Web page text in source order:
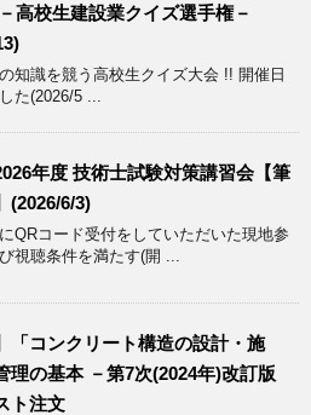
高校生建設業クイズ選手権－
知識を競う高校生クイズ大会 !! 開催日
た(2026/5 ...
年度 技術士試験対策講習会【筆
(2026/6/3)
QRコード受付をしていただいた現地参
視聴条件を満たす(開 ...
「コンクリート構造の設計・施
理の基本 －第7次(2024年)改訂版
ト注文